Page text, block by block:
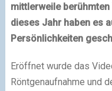
mittlerweile berühmten
dieses Jahr haben es
Persönlichkeiten
Eröffnet wurde das
Röntgenaufnahme und